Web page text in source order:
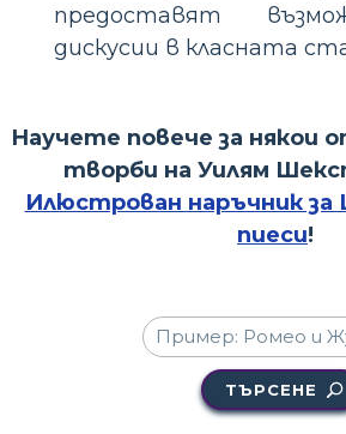
предоставят
дискусии в класната
Научете повече за някои
творби на Уилям
Илюстрован наръчник
пиеси!
ТЪРСЕНЕ